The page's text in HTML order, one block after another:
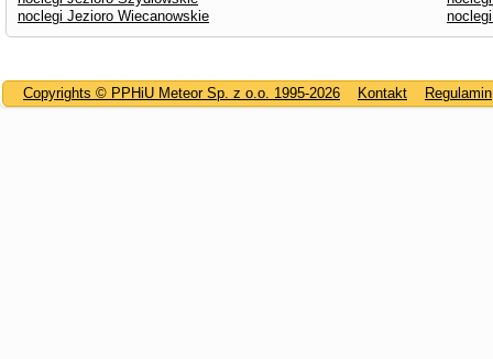
noclegi Jezioro Wiecanowskie
Copyrights © PPHiU Meteor Sp. z o.o. 1995-2026 Kontakt Regulamin